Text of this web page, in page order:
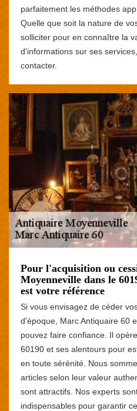
parfaitement les méthodes
Quelle que soit la nature de
solliciter pour en connaître la
d'informations sur ses
contacter.
Pour l'acquisition ou
Moyenneville dans le
est votre référence
Si vous envisagez de céder
d'époque, Marc Antiquaire 60
pouvez faire confiance. Il
60190 et ses alentours pour
en toute sérénité. Nous
articles selon leur valeur
sont attractifs. Nos experts
indispensables pour garantir